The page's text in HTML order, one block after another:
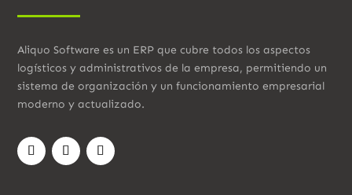
Aliquo Software es un ERP que cubre todos los aspectos
logísticos y administrativos de la empresa, permitiendo un
sistema de organización y un funcionamiento empresarial
moderno y actualizado.